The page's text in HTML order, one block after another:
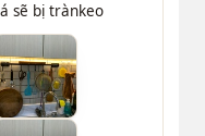
sẽ bị trànkeo